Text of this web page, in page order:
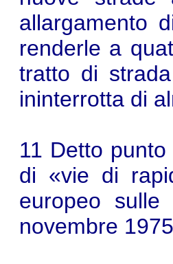
allargamento
renderle a
tratto di
ininterrotta di
11 Detto
di «vie di
europeo
novembre